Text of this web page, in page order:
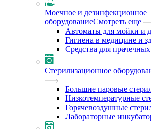
Моечное и дезинфекционное
оборудованиеСмотреть еще
Автоматы для мойки и
Гигиена в медицине и
Средства для прачечных
Стерилизационное
Большие паровые
Низкотемпературные
Горячевоздушные
Лабораторные